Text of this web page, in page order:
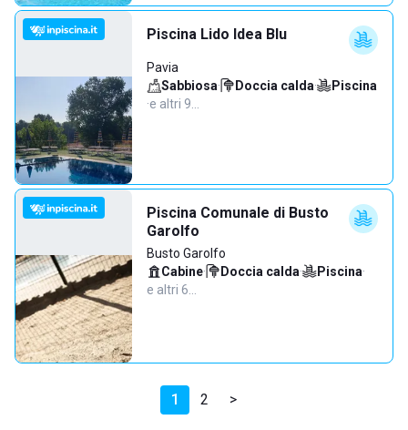
Piscina Lido Idea Blu
Pavia
Sabbiosa· Doccia calda·
Piscina
·e altri 9…
Piscina Comunale di Busto
Garolfo
Busto Garolfo
Cabine· Doccia calda· Piscina·
e altri 6…
1 2 >